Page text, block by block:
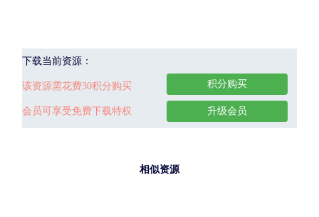
下载当前资源：
该资源需花费30积分购买
会员可享受免费下载特权
积分购买
升级会员
相似资源